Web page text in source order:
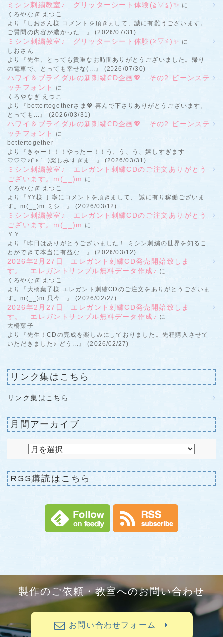
ミシン刺繍教室♪ グリッターシート体験(≧▽≦)✨ に
くろやなぎ えつこ
より『しおさん様 コメントを頂きまして、誠に有難うございます。
ご質問の内容が濃かった...』 (2026/07/31)
ミシン刺繍教室♪ グリッターシート体験(≧▽≦)✨ に
しおさん
より『先生、とっても貴重なお時間ありがとうございました。帰り
の電車で、とっても幸せな(...』 (2026/07/30)
ハワイ＆ブライダルの新刺繍CD企画💖 その2 ビーンステ
ッチフォント
に
くろやなぎ えつこ
より『bettertogetherさま💖 喜んで下さりありがとうございます。
とっても...』 (2026/03/31)
ハワイ＆ブライダルの新刺繍CD企画💖 その2 ビーンステ
ッチフォント
に
bettertogether
より『きゃー！！！やったー！！う、う、う、嬉しすぎます
♡♡♡♪(´ε｀ )楽しみすぎま...』 (2026/03/31)
ミシン刺繍教室♪ エレガント刺繍CDのご注文ありがとう
ございます。m(__)m に
くろやなぎ えつこ
より『YY様 丁寧にコメントを頂きまして、 誠に有り稼働ございま
す。m(__)m ミシ...』 (2026/03/12)
ミシン刺繍教室♪ エレガント刺繍CDのご注文ありがとう
ございます。m(__)m に
ＹＹ
より『昨日はありがとうございました！ ミシン刺繍の世界を知るこ
とができて本当に有益な...』 (2026/03/12)
2026年2月27日 エレガント刺繍CD発売開始致しま
す。 エレガントサンプル無料データ作成♪ に
くろやなぎ えつこ
より『大橋葉子様 エレガント刺繍CDのご注文をありがとうございま
す。m(__)m 只今...』 (2026/02/27)
2026年2月27日 エレガント刺繍CD発売開始致しま
す。 エレガントサンプル無料データ作成♪ に
大橋葉子
より『先生！CDの完成を楽しみにしておりました。先程購入させて
いただきました♪ どう...』 (2026/02/27)
リンク集はこちら
リンク集はこちら
月間アーカイブ
RSS購読はこちら
製作のご依頼・教室へのお問い合わせ
お問い合わせフォーム